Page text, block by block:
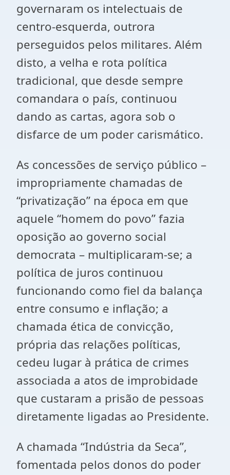
governaram os intelectuais de
centro-esquerda, outrora
perseguidos pelos militares. Além
disto, a velha e rota política
tradicional, que desde sempre
comandara o país, continuou
dando as cartas, agora sob o
disfarce de um poder carismático.
As concessões de serviço público –
impropriamente chamadas de
“privatização” na época em que
aquele “homem do povo” fazia
oposição ao governo social
democrata – multiplicaram-se; a
política de juros continuou
funcionando como fiel da balança
entre consumo e inflação; a
chamada ética de convicção,
própria das relações políticas,
cedeu lugar à prática de crimes
associada a atos de improbidade
que custaram a prisão de pessoas
diretamente ligadas ao Presidente.
A chamada “Indústria da Seca”,
fomentada pelos donos do poder